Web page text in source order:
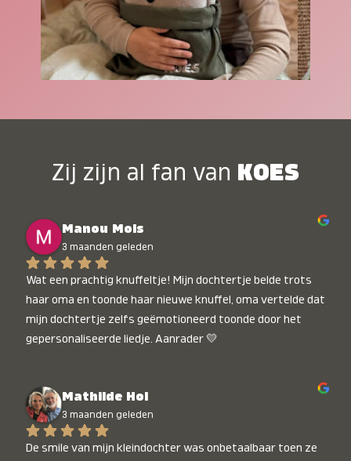
Zij zijn al fan van KOES
Manou Mols
3 maanden geleden
Wat een prachtig knuffeltje! Mijn dochtertje belde trots
haar oma en toonde haar nieuwe knuffel, oma vertelde dat
mijn dochtertje zelfs geëmotioneerd toonde door het
gepersonaliseerde liedje. Aanrader 💛
Mathilde Hol
3 maanden geleden
De smile van mijn kleindochter was onbetaalbaar toen ze